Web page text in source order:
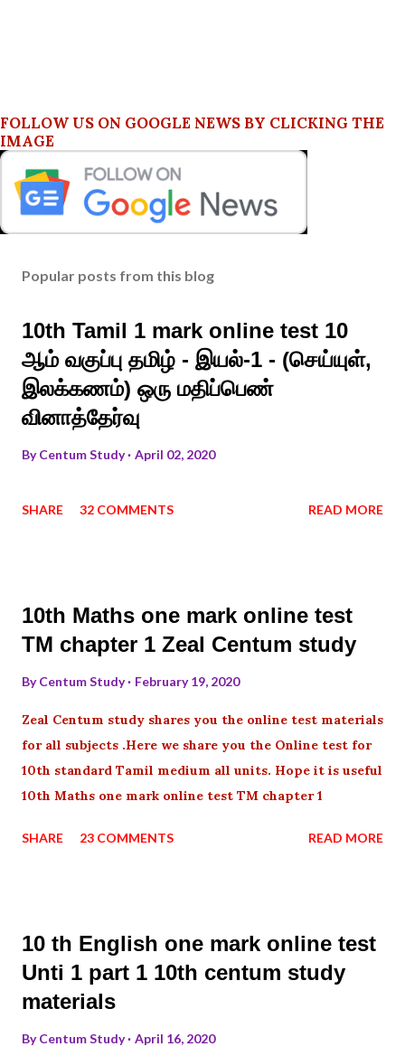
FOLLOW US ON GOOGLE NEWS BY CLICKING THE
IMAGE
Popular posts from this blog
10th Tamil 1 mark online test 10
ஆம் வகுப்பு தமிழ் - இயல்-1 - (செய்யுள்,
இலக்கணம்) ஒரு மதிப்பெண்
வினாத்தேர்வு
ByCentum Study April 02, 2020
SHARE 32 COMMENTS READ MORE
10th Maths one mark online test
TM chapter 1 Zeal Centum study
ByCentum Study February 19, 2020
Zeal Centum study shares you the online test materials
for all subjects .Here we share you the Online test for
10th standard Tamil medium all units. Hope it is useful
10th Maths one mark online test TM chapter 1
SHARE 23 COMMENTS READ MORE
10 th English one mark online test
Unti 1 part 1 10th centum study
materials
ByCentum Study April 16, 2020